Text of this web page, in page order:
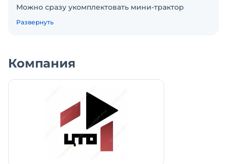
Можно сразу укомплектовать мини-трактор
навесным оборудованием — подберем, установим
На тракторе проведена предпродажная
подготовка - все надежно закреплено, затянуто и
смазано, поэтому вы сразу можете начать на нем
Быстрая доставка с ближайшего склада.
Доставляем технику по всей России от 2х дней.
Минитрактор 4х4 Foton Lovol TE-354
Мощность двигателя: 35 л.с.
Развернуть
Компания